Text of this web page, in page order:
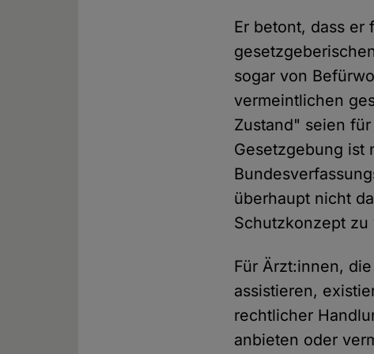
Er betont, dass
sogar von
vermeintlichen
Zustand" seien
Gesetzgebung ist
überhaupt nicht
Schutzkonzept zu
Für Ärzt:innen,
assistieren,
rechtlicher
anbieten oder